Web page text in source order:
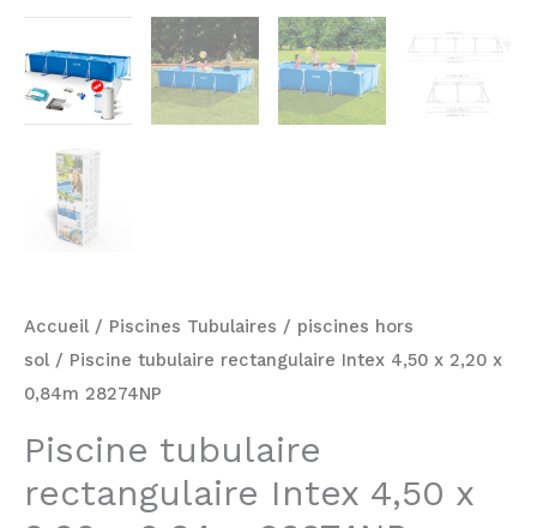
Accueil / Piscines Tubulaires / piscines hors
sol / Piscine tubulaire rectangulaire Intex 4,50 x 2,20 x
0,84m 28274NP
Piscine tubulaire
rectangulaire Intex 4,50 x